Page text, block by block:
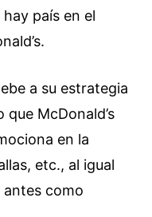
país en el
a su estrategia
McDonald’s
en la
etc., al igual
antes como